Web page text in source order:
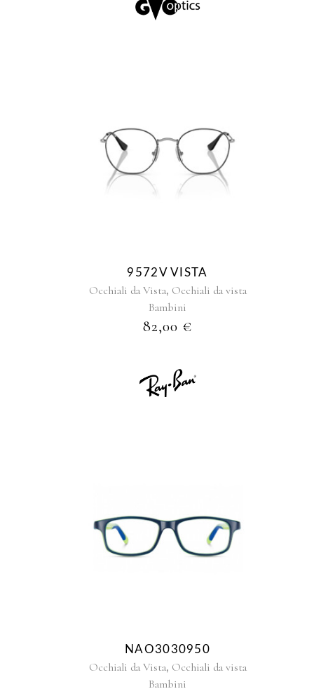
9572V VISTA
Occhiali da Vista, Occhiali da vista
Bambini
82,00 €
NAO3030950
Occhiali da Vista, Occhiali da vista
Bambini